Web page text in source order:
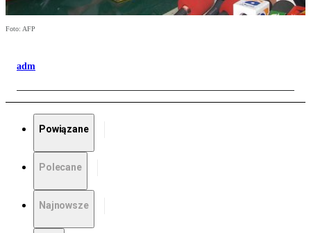
Foto: AFP
adm
Powiązane
Polecane
Najnowsze